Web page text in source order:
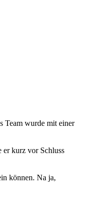
Team wurde mit einer
er kurz vor Schluss
können. Na ja,